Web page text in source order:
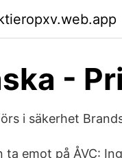
-
i säkerhet
ta emot på ÅVC: